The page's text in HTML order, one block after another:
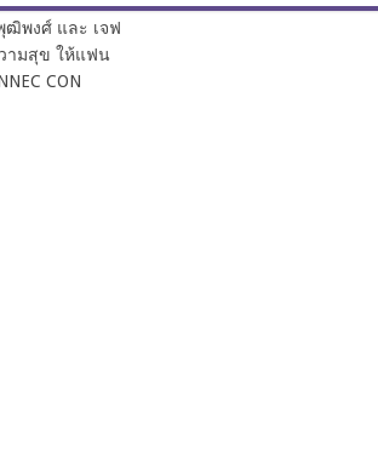
ฒิพงศ์ และ เจฟ
ามสุข ให้แฟน
CON